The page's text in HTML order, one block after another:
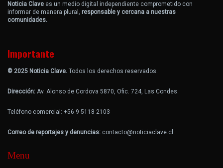
Noticia Clave es un medio digital independiente comprometido con
informar de manera plural, responsable y cercana a nuestras
comunidades.
Importante
© 2025 Noticia Clave. Todos los derechos reservados.
Dirección: Av. Alonso de Cordova 5870, Ofic. 724, Las Condes.
Teléfono comercial: +56 9 5118 2103
Correo de reportajes y denuncias: contacto@noticiaclave.cl
Menu